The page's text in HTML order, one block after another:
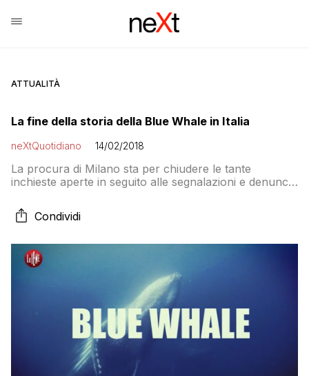
ATTUALITÀ
La fine della storia della Blue Whale in Italia
neXtQuotidiano 14/02/2018
La procura di Milano sta per chiudere le tante
inchieste aperte in seguito alle segnalazioni e denunce
serie di archiviazioni
Condividi